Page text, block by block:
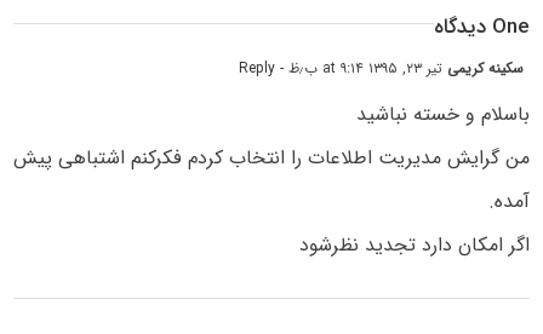
One دیدگاه
سکینه کریمی تیر ۲۳, ۱۳۹۵ at ۹:۱۴ ب٫ظ - Reply
باسلام و خسته نباشید
من گرایش مدیریت اطلاعات را انتخاب کردم فکرکنم اشتباهی پیش
آمده.
اگر امکان دارد تجدید نظرشود